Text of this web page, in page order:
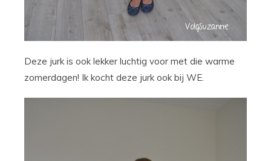
Deze jurk is ook lekker luchtig voor met die warme
zomerdagen! Ik kocht deze jurk ook bij WE.